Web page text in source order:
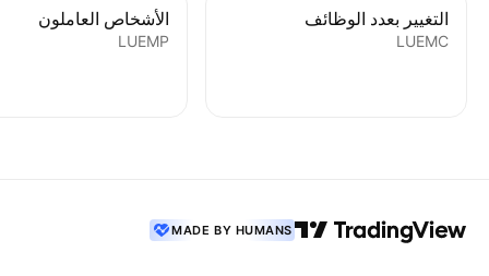
التغيير بعدد الوظائف
LUEMC
الأشخاص العاملون
LUEMP
MADE BY HUMANS